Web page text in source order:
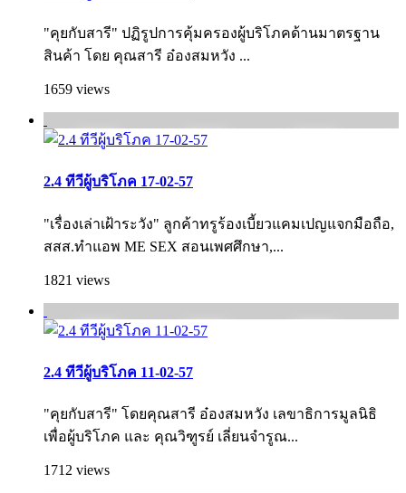
"คุยกับสารี" ปฏิรูปการคุ้มครองผู้บริโภคด้านมาตรฐาน
สินค้า โดย คุณสารี อ๋องสมหวัง ...
1659 views
2.4 ทีวีผู้บริโภค 17-02-57
"เรื่องเล่าเฝ้าระวัง" ลูกค้าทรูร้องเบี้ยวแคมเปญแจกมือถือ,
สสส.ทำแอพ ME SEX สอนเพศศึกษา,...
1821 views
2.4 ทีวีผู้บริโภค 11-02-57
"คุยกับสารี" โดยคุณสารี อ๋องสมหวัง เลขาธิการมูลนิธิ
เพื่อผู้บริโภค และ คุณวิฑูรย์ เลี่ยนจำรูณ...
1712 views